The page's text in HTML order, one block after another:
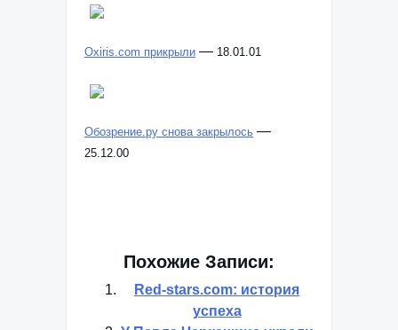
Oxiris.com прикрыли
Обозрение.ру снова закрылось
Похожие Записи:
Red-stars.сom: история
успеха